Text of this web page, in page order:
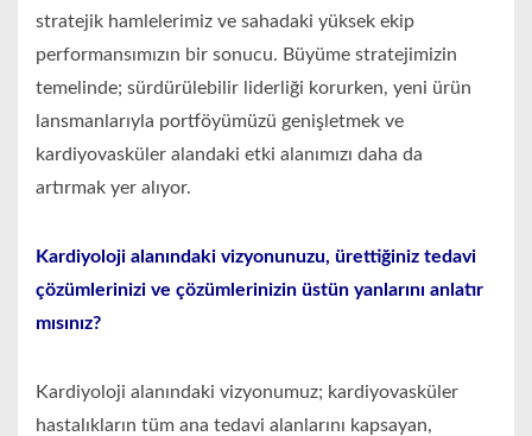
stratejik hamlelerimiz ve sahadaki yüksek ekip
performansımızın bir sonucu. Büyüme stratejimizin
temelinde; sürdürülebilir liderliği korurken, yeni ürün
lansmanlarıyla portföyümüzü genişletmek ve
kardiyovasküler alandaki etki alanımızı daha da
artırmak yer alıyor.
Kardiyoloji alanındaki vizyonunuzu, ürettiğiniz tedavi
çözümlerinizi ve çözümlerinizin üstün yanlarını anlatır
mısınız?
Kardiyoloji alanındaki vizyonumuz; kardiyovasküler
hastalıkların tüm ana tedavi alanlarını kapsayan,